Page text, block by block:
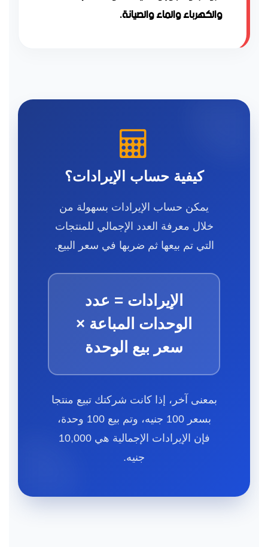
والكهرباء والماء والصيانة.
كيفية حساب الإيرادات؟
يمكن حساب الإيرادات بسهولة من
خلال معرفة العدد الإجمالي للمنتجات
التي تم بيعها ثم ضربها في سعر البيع.
الإيرادات = عدد
الوحدات المباعة ×
سعر بيع الوحدة
بمعنى آخر، إذا كانت شركتك تبيع منتجا
بسعر 100 جنيه، وتم بيع 100 وحدة،
فإن الإيرادات الإجمالية هي 10,000
جنيه.